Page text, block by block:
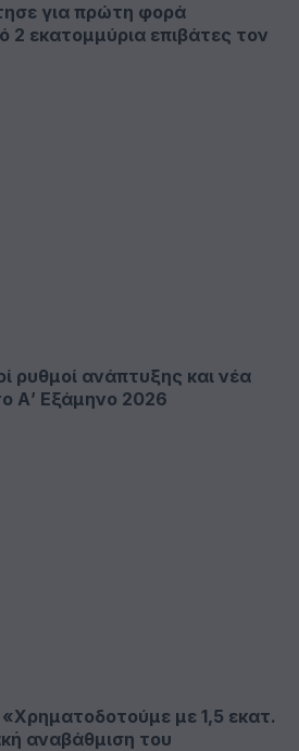
για πρώτη φορά
2 εκατομμύρια επιβάτες τον
ρυθμοί ανάπτυξης και νέα
Α’ Εξάμηνο 2026
με 1,5 εκατ.
αναβάθμιση του